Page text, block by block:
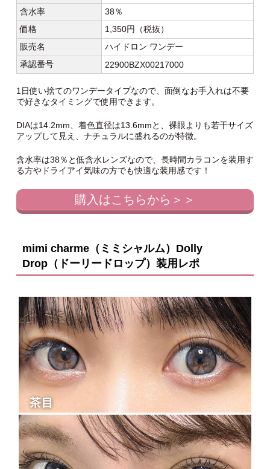
含水率
38％
価格
1,350円（税抜）
販売名
ハイドロン ワンデー
承認番号
22900BZX00217000
1日使い捨てのワンデータイプなので、面倒なお手入れは不要
で好きなタイミングで使用できます。
DIAは14.2mm、着色直径は13.6mmと、裸眼よりも若干サイズ
アップして見え、ナチュラルに盛れるのが特徴。
含水率は38％と低含水レンズなので、長時間カラコンを装用す
る方やドライアイ気味の方でも快適な装用感です！
購入はこちらから＞＞
mimi charme（ミミシャルム）Dolly
Drop（ドーリードロップ）装用レポ